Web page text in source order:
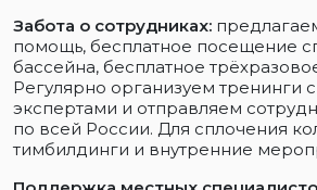
Забота о сотрудниках:
помощь, бесплатное посещение
бассейна, бесплатное
Регулярно организуем тренинги
экспертами и отправляем
по всей России. Для сплочения
тимбилдинги и внутренние